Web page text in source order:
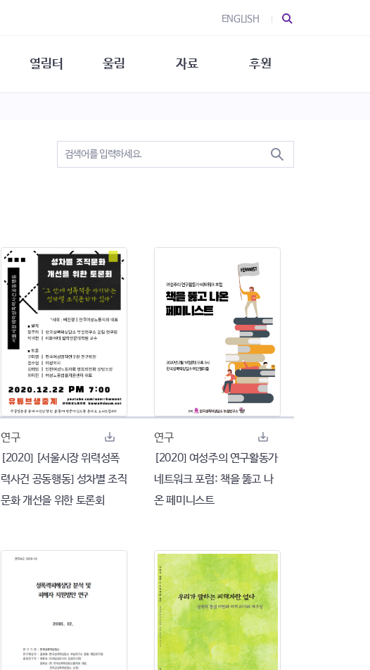
ENGLISH
열림터 울림 자료
뉴스레터
후원
연구
[2020] [서울시장 위력성폭
력사건 공동행동] 성차별 조직
문화 개선을 위한 토론회
연구
[2020] 여성주의 연구활동가
네트워크 포럼: 책을 뚫고 나
온 페미니스트